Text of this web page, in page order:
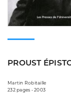
PROUST
Martin Robitaille
232 pages • 2003